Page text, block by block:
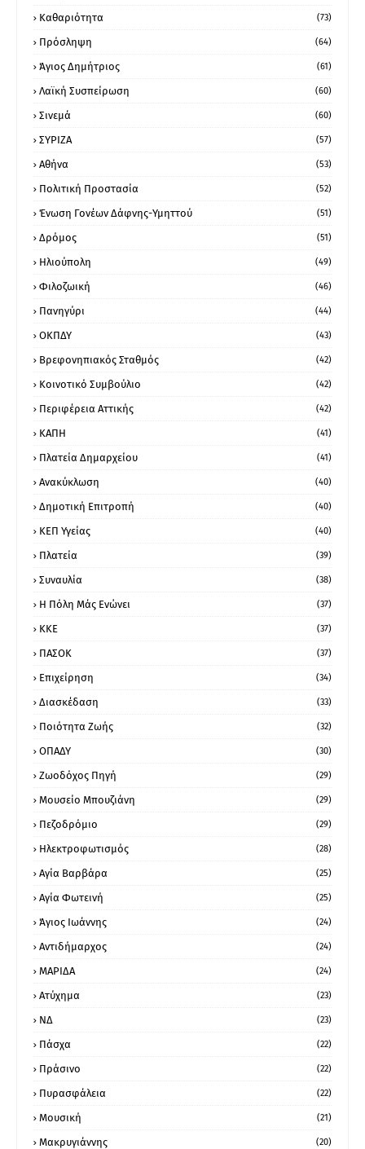
Καθαριότητα (73)
Πρόσληψη (64)
Άγιος Δημήτριος (61)
Λαϊκή Συσπείρωση (60)
Σινεμά (60)
ΣΥΡΙΖΑ (57)
Αθήνα (53)
Πολιτική Προστασία (52)
Ένωση Γονέων Δάφνης-Υμηττού (51)
Δρόμος (51)
Ηλιούπολη (49)
Φιλοζωική (46)
Πανηγύρι (44)
ΟΚΠΔΥ (43)
Βρεφονηπιακός Σταθμός (42)
Κοινοτικό Συμβούλιο (42)
Περιφέρεια Αττικής (42)
ΚΑΠΗ (41)
Πλατεία Δημαρχείου (41)
Ανακύκλωση (40)
Δημοτική Επιτροπή (40)
ΚΕΠ Υγείας (40)
Πλατεία (39)
Συναυλία (38)
Η Πόλη Μάς Ενώνει (37)
ΚΚΕ (37)
ΠΑΣΟΚ (37)
Επιχείρηση (34)
Διασκέδαση (33)
Ποιότητα Ζωής (32)
ΟΠΑΔΥ (30)
Ζωοδόχος Πηγή (29)
Μουσείο Μπουζιάνη (29)
Πεζοδρόμιο (29)
Ηλεκτροφωτισμός (28)
Αγία Βαρβάρα (25)
Αγία Φωτεινή (25)
Άγιος Ιωάννης (24)
Αντιδήμαρχος (24)
ΜΑΡΙΔΑ (24)
Ατύχημα (23)
ΝΔ (23)
Πάσχα (22)
Πράσινο (22)
Πυρασφάλεια (22)
Μουσική (21)
Μακρυγιάννης (20)